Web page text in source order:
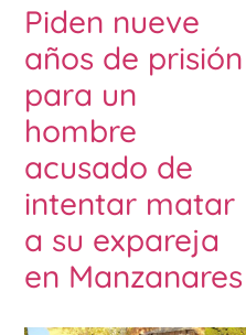
Piden nueve
años de prisión
para un
hombre
acusado de
intentar matar
a su expareja
en Manzanares